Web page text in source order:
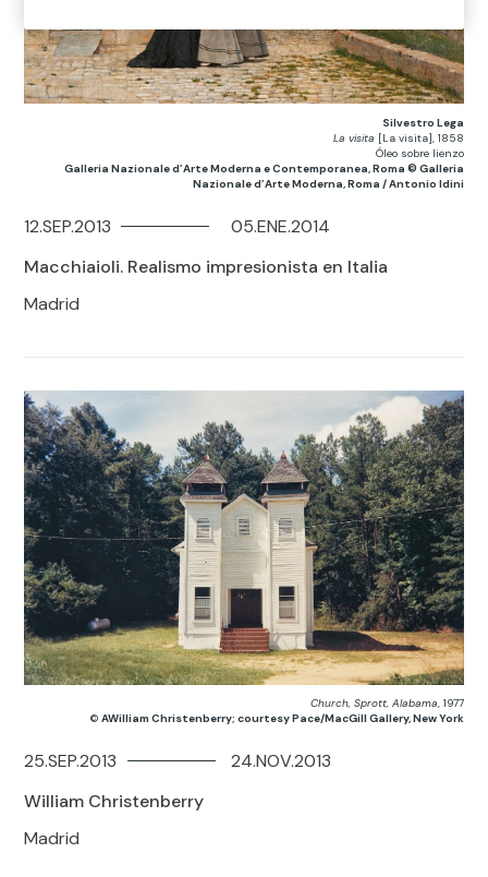
Silvestro Lega
La visita [La visita], 1858
Óleo sobre lienzo
Galleria Nazionale d’Arte Moderna e Contemporanea, Roma © Galleria
Nazionale d’Arte Moderna, Roma / Antonio Idini
Macchiaioli. Realismo impresionista en Italia
Madrid
12.SEP.2013 05.ENE.2014
Church, Sprott, Alabama, 1977
© AWilliam Christenberry; courtesy Pace/MacGill Gallery, New York
William Christenberry
Madrid
25.SEP.2013 24.NOV.2013